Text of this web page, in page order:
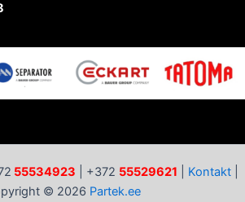
55534923 | +372 55529621 Kontakt
© 2026 Partek.ee